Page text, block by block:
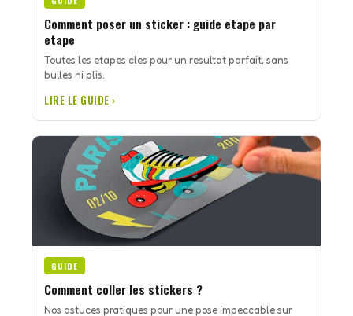
Comment poser un sticker : guide etape par
etape
Toutes les etapes cles pour un resultat parfait, sans
bulles ni plis.
LIRE LE GUIDE ›
GUIDE
Comment coller les stickers ?
Nos astuces pratiques pour une pose impeccable sur